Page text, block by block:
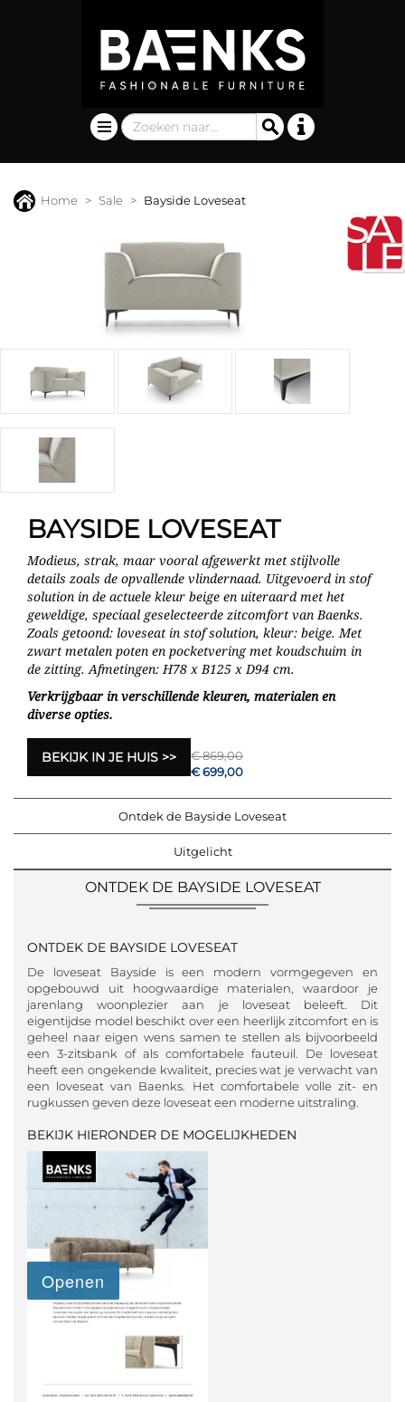
Home Sale Bayside Loveseat
BAYSIDE LOVESEAT
Modieus, strak, maar vooral afgewerkt met stijlvolle
details zoals de opvallende vlindernaad. Uitgevoerd in stof
solution in de actuele kleur beige en uiteraard met het
geweldige, speciaal geselecteerde zitcomfort van Baenks.
Zoals getoond: loveseat in stof solution, kleur: beige. Met
zwart metalen poten en pocketvering met koudschuim in
de zitting. Afmetingen: H78 x B125 x D94 cm.
Verkrijgbaar in verschillende kleuren, materialen en
diverse opties.
BEKIJK IN JE HUIS
€ 869,00
€ 699,00
Ontdek de Bayside Loveseat
Uitgelicht
ONTDEK DE BAYSIDE LOVESEAT
ONTDEK DE BAYSIDE LOVESEAT
De loveseat Bayside is een modern vormgegeven en
opgebouwd uit hoogwaardige materialen, waardoor je
jarenlang woonplezier aan je loveseat beleeft. Dit
eigentijdse model beschikt over een heerlijk zitcomfort en is
geheel naar eigen wens samen te stellen als bijvoorbeeld
een 3-zitsbank of als comfortabele fauteuil. De loveseat
heeft een ongekende kwaliteit, precies wat je verwacht van
een loveseat van Baenks. Het comfortabele volle zit- en
rugkussen geven deze loveseat een moderne uitstraling.
BEKIJK HIERONDER DE MOGELIJKHEDEN